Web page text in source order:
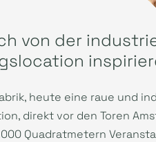
von der
heute eine raue und
direkt vor den Toren
Quadratmetern